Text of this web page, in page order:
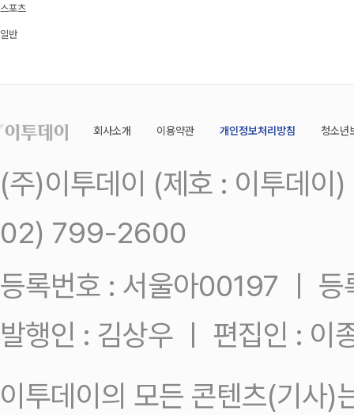
스포츠
일반
회사소개 이용약관 개인정보처리방침 청소년
(주)이투데이 (제호 : 이투데
02) 799-2600
등록번호 : 서울아00197 ㅣ
발행인 : 김상우 ㅣ 편집인 : 이
이투데이의 모든 콘텐츠(기사)